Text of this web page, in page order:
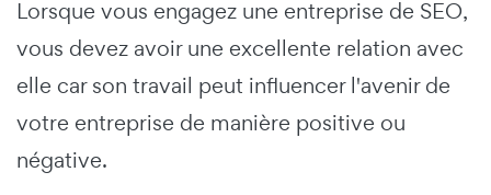
Lorsque vous engagez une entreprise de SEO,
vous devez avoir une excellente relation avec
elle car son travail peut influencer l'avenir de
votre entreprise de manière positive ou
négative.